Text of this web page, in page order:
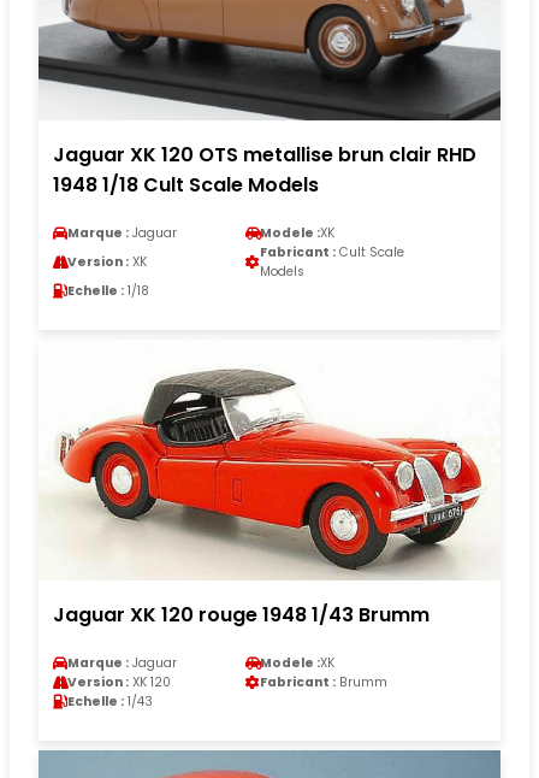
Jaguar XK 120 OTS metallise brun clair RHD
1948 1/18 Cult Scale Models
Marque : Jaguar Modele :XK
Version : XK
Fabricant : Cult Scale
Models
Echelle : 1/18
Jaguar XK 120 rouge 1948 1/43 Brumm
Marque : Jaguar Modele :XK
Version : XK 120 Fabricant : Brumm
Echelle : 1/43